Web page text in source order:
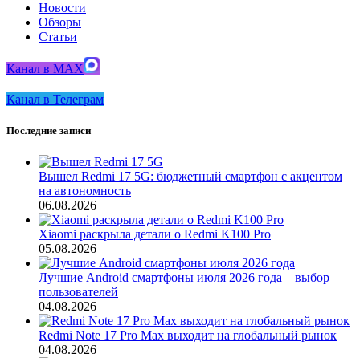
Новости
Обзоры
Статьи
Канал в MAX
Канал в Телеграм
Последние записи
Вышел Redmi 17 5G: бюджетный смартфон с акцентом
на автономность
06.08.2026
Xiaomi раскрыла детали о Redmi K100 Pro
05.08.2026
Лучшие Android смартфоны июля 2026 года – выбор
пользователей
04.08.2026
Redmi Note 17 Pro Max выходит на глобальный рынок
04.08.2026